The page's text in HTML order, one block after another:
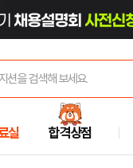
실 합격상점